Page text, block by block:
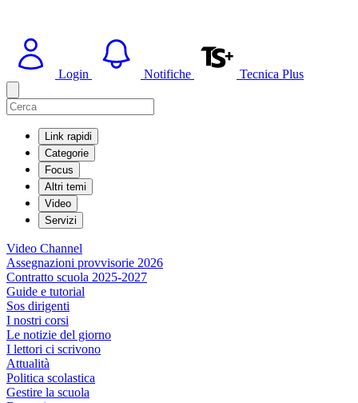
Login Notifiche Tecnica Plus
Link rapidi
Categorie
Focus
Altri temi
Video
Servizi
Video Channel
Assegnazioni provvisorie 2026
Contratto scuola 2025-2027
Guide e tutorial
Sos dirigenti
I nostri corsi
Le notizie del giorno
I lettori ci scrivono
Attualità
Politica scolastica
Gestire la scuola